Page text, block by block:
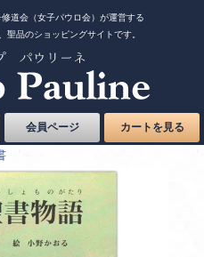
道会（女子パウロ会）が運営する
聖品のショッピングサイトです。
会員ページ カートを見る